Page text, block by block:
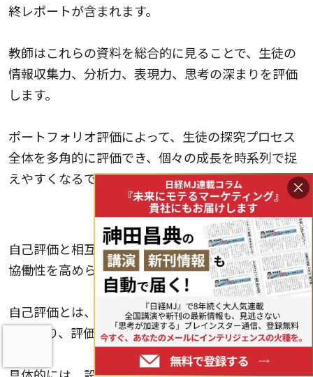
終レポートが含まれます。
教師はこれらの資料を総合的に見ることで、生徒の
情報収集力、分析力、表現力、思考の深まりを評価
します。
ポートフォリオ評価によって、生徒の探究プロセス
全体を多角的に評価でき、個々の成長を時系列で捉
えやすくなるでしょう。
自己評価と相互評価の導入
自己評価と相互評価は、探究学習で生徒の主体性と
協働性を高められる評価方法です。
自己評価とは、生徒が自分自身の学習過程や成果を
振り返り、評価する方法です。
×